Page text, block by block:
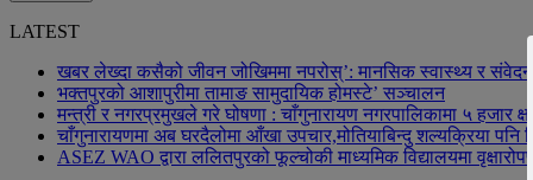
LATEST
खबर लेख्दा कसैको जीवन जोखिममा नपरोस्’: मानसिक स्वास्थ्य र
भक्तपुरको आशापुरीमा तामाङ सामुदायिक होमस्टे’ सञ्चालन
मन्त्री र नगरप्रमुखले गरे घोषणा : चाँगुनारायण नगरपालिकामा ५ हजार
चाँगुनारायणमा अब घरदैलोमा आँखा उपचार,मोतियाबिन्दु शल्यक्रिया पनि
ASEZ WAO द्वारा ललितपुरको फूल्चोकी माध्यमिक विद्यालयमा